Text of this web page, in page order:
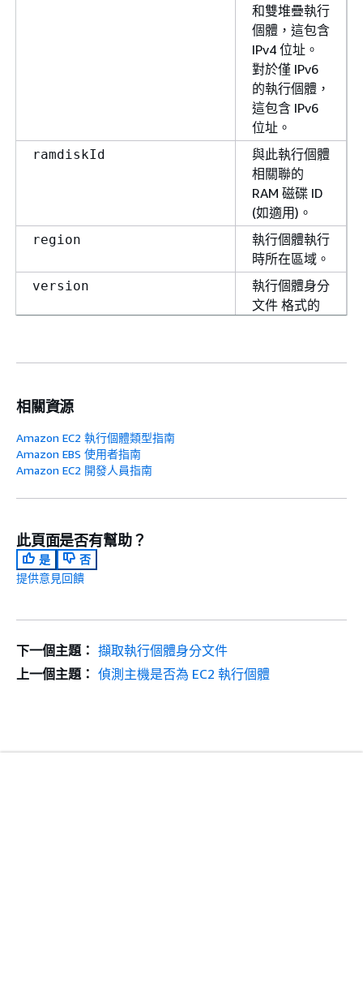
和雙堆疊執行
個體，這包含
IPv4 位址。
對於僅 IPv6
的執行個體，
這包含 IPv6
位址。
ramdiskId
與此執行個體
相關聯的
RAM 磁碟 ID
(如適用)。
region
執行個體執行
時所在區域。
version
執行個體身分
文件 格式的
相關資源
Amazon EC2 執行個體類型指南
Amazon EBS 使用者指南
Amazon EC2 開發人員指南
此頁面是否有幫助？
是
否
提供意見回饋
下一個主題： 擷取執行個體身分文件
上一個主題： 偵測主機是否為 EC2 執行個體